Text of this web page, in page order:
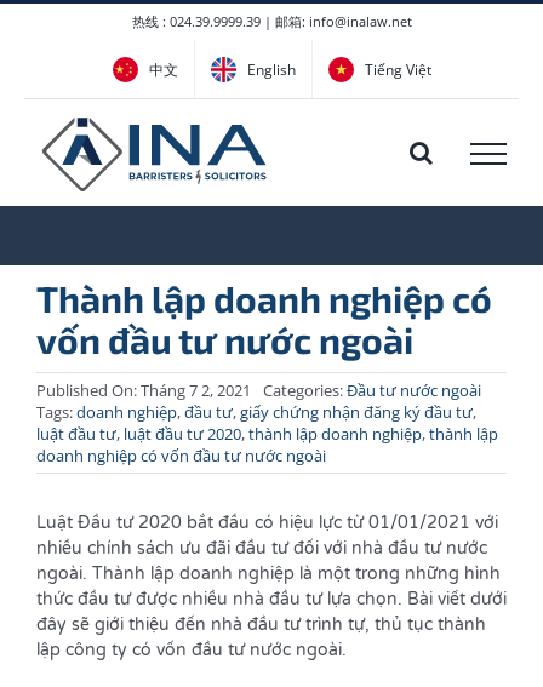
热线 : 024.39.9999.39 | 邮箱: info@inalaw.net
中文 English Tiếng Việt
Thành lập doanh nghiệp có
vốn đầu tư nước ngoài
Published On: Tháng 7 2, 2021 Categories:Đầu tư nước ngoài
Tags:doanh nghiệp,đầu tư,giấy chứng nhận đăng ký đầu tư,
luật đầu tư, luật đầu tư 2020,thành lập doanh nghiệp,thành lập
doanh nghiệp có vốn đầu tư nước ngoài
Luật Đầu tư 2020 bắt đầu có hiệu lực từ 01/01/2021 với
nhiều chính sách ưu đãi đầu tư đối với nhà đầu tư nước
ngoài. Thành lập doanh nghiệp là một trong những hình
thức đầu tư được nhiều nhà đầu tư lựa chọn. Bài viết dưới
đây sẽ giới thiệu đến nhà đầu tư trình tự, thủ tục thành
lập công ty có vốn đầu tư nước ngoài.